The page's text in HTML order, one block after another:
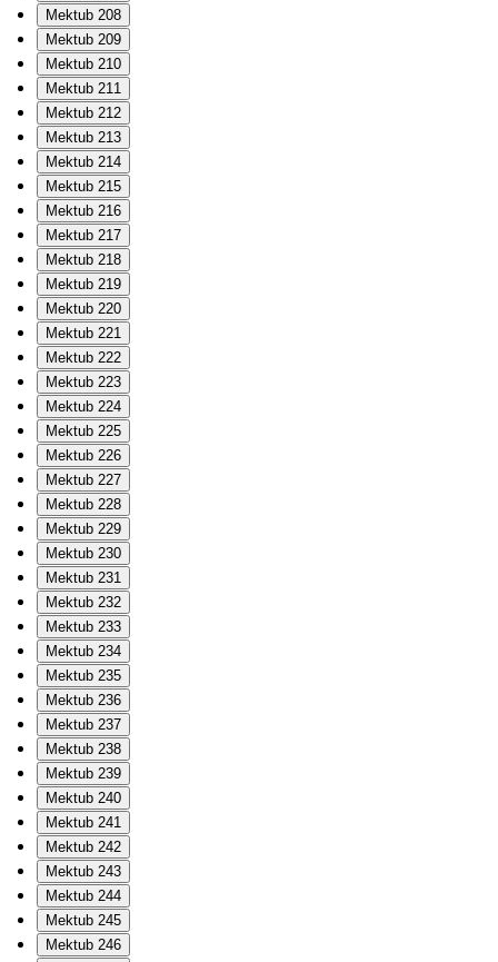
Mektub 208
Mektub 209
Mektub 210
Mektub 211
Mektub 212
Mektub 213
Mektub 214
Mektub 215
Mektub 216
Mektub 217
Mektub 218
Mektub 219
Mektub 220
Mektub 221
Mektub 222
Mektub 223
Mektub 224
Mektub 225
Mektub 226
Mektub 227
Mektub 228
Mektub 229
Mektub 230
Mektub 231
Mektub 232
Mektub 233
Mektub 234
Mektub 235
Mektub 236
Mektub 237
Mektub 238
Mektub 239
Mektub 240
Mektub 241
Mektub 242
Mektub 243
Mektub 244
Mektub 245
Mektub 246